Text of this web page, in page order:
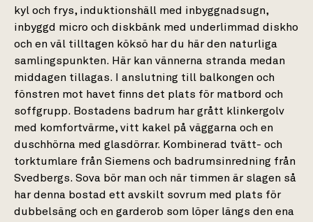
kyl och frys, induktionshäll med inbyggnadsugn,
inbyggd micro och diskbänk med underlimmad diskho
och en väl tilltagen köksö har du här den naturliga
samlingspunkten. Här kan vännerna stranda medan
middagen tillagas. I anslutning till balkongen och
fönstren mot havet finns det plats för matbord och
soffgrupp. Bostadens badrum har grått klinkergolv
med komfortvärme, vitt kakel på väggarna och en
duschhörna med glasdörrar. Kombinerad tvätt- och
torktumlare från Siemens och badrumsinredning från
Svedbergs. Sova bör man och när timmen är slagen så
har denna bostad ett avskilt sovrum med plats för
dubbelsäng och en garderob som löper längs den ena